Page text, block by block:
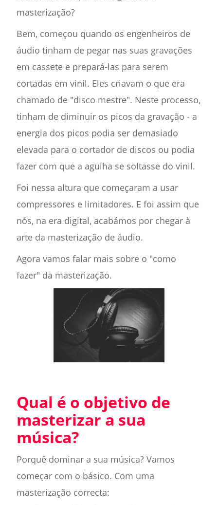
masterização?
Bem, começou quando os engenheiros de
áudio tinham de pegar nas suas gravações
em cassete e prepará-las para serem
cortadas em vinil. Eles criavam o que era
chamado de "disco mestre". Neste processo,
tinham de diminuir os picos da gravação - a
energia dos picos podia ser demasiado
elevada para o cortador de discos ou podia
fazer com que a agulha se soltasse do vinil.
Foi nessa altura que começaram a usar
compressores e limitadores. E foi assim que
nós, na era digital, acabámos por chegar à
arte da masterização de áudio.
Agora vamos falar mais sobre o "como
fazer" da masterização.
Qual é o objetivo de
masterizar a sua
música?
Porquê dominar a sua música? Vamos
começar com o básico. Com uma
masterização correcta: